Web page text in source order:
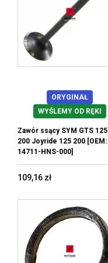
ORYGINAŁ
WYŚLEMY OD RĘKI
Zawór ssący SYM GTS
200 Joyride 125 200 [OEM:
14711-HNS-000]
109,16 zł